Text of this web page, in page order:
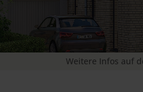
Weitere Infos auf